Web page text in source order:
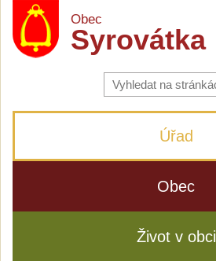
Obec
Syrovátka
Vyhledávání
na
stránkách
Úřad
Obec
Život v obci